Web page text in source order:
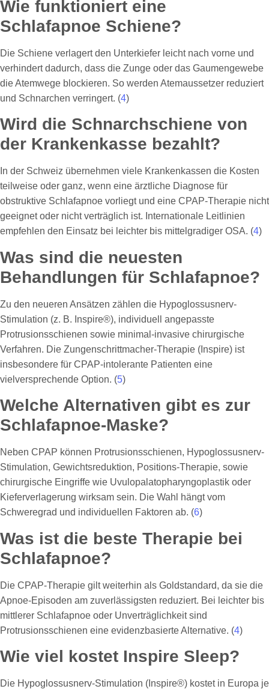
Wie funktioniert eine
Schlafapnoe Schiene?
Die Schiene verlagert den Unterkiefer leicht nach vorne und
verhindert dadurch, dass die Zunge oder das Gaumengewebe
die Atemwege blockieren. So werden Atemaussetzer reduziert
und Schnarchen verringert. (4)
Wird die Schnarchschiene von
der Krankenkasse bezahlt?
In der Schweiz übernehmen viele Krankenkassen die Kosten
teilweise oder ganz, wenn eine ärztliche Diagnose für
obstruktive Schlafapnoe vorliegt und eine CPAP-Therapie nicht
geeignet oder nicht verträglich ist. Internationale Leitlinien
empfehlen den Einsatz bei leichter bis mittelgradiger OSA. (4)
Was sind die neuesten
Behandlungen für Schlafapnoe?
Zu den neueren Ansätzen zählen die Hypoglossusnerv-
Stimulation (z. B. Inspire®), individuell angepasste
Protrusionsschienen sowie minimal-invasive chirurgische
Verfahren. Die Zungenschrittmacher-Therapie (Inspire) ist
insbesondere für CPAP-intolerante Patienten eine
vielversprechende Option. (5)
Welche Alternativen gibt es zur
Schlafapnoe-Maske?
Neben CPAP können Protrusionsschienen, Hypoglossusnerv-
Stimulation, Gewichtsreduktion, Positions-Therapie, sowie
chirurgische Eingriffe wie Uvulopalatopharyngoplastik oder
Kieferverlagerung wirksam sein. Die Wahl hängt vom
Schweregrad und individuellen Faktoren ab. (6)
Was ist die beste Therapie bei
Schlafapnoe?
Die CPAP-Therapie gilt weiterhin als Goldstandard, da sie die
Apnoe-Episoden am zuverlässigsten reduziert. Bei leichter bis
mittlerer Schlafapnoe oder Unverträglichkeit sind
Protrusionsschienen eine evidenzbasierte Alternative. (4)
Wie viel kostet Inspire Sleep?
Die Hypoglossusnerv-Stimulation (Inspire®) kostet in Europa je